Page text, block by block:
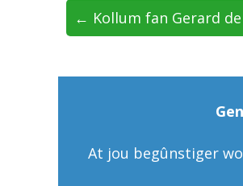
← Kollum fan Gerard de
At jou begûnstiger